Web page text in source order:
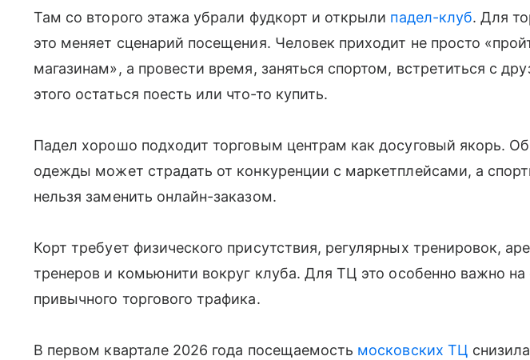
Там со второго этажа убрали фудкорт и открыли падел-клуб. Для
это меняет сценарий посещения. Человек приходит не просто
магазинам», а провести время, заняться спортом, встретиться с
этого остаться поесть или что-то купить.
Падел хорошо подходит торговым центрам как досуговый якорь.
одежды может страдать от конкуренции с маркетплейсами, а
нельзя заменить онлайн-заказом.
Корт требует физического присутствия, регулярных тренировок,
тренеров и комьюнити вокруг клуба. Для ТЦ это особенно важно
привычного торгового трафика.
В первом квартале 2026 года посещаемость московских ТЦ